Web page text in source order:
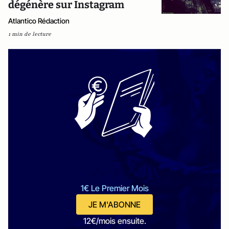
dégénère sur Instagram
Atlantico Rédaction
1 min de lecture
1€ Le Premier Mois
JE M'ABONNE
12€/mois ensuite.